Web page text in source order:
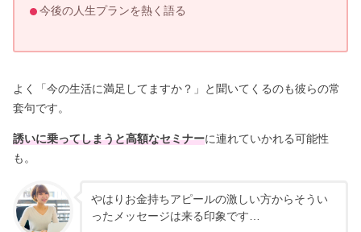
今後の人生プランを熱く語る
よく「今の生活に満足してますか？」と聞いてくるのも彼らの常
套句です。
誘いに乗ってしまうと高額なセミナーに連れていかれる可能性
も。
やはりお金持ちアピールの激しい方からそうい
ったメッセージは来る印象です…